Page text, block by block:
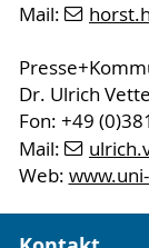
Mail:
Dr. Ulrich
Fon: +49
Mail:
Web: